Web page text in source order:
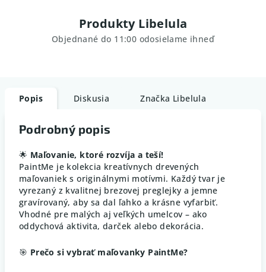
Produkty Libelula
Objednané do 11:00 odosielame ihneď
Popis Diskusia Značka Libelula
Podrobný popis
🌟 Maľovanie, ktoré rozvíja a teší!
PaintMe je kolekcia kreatívnych drevených
maľovaniek s originálnymi motívmi. Každý tvar je
vyrezaný z kvalitnej brezovej preglejky a jemne
gravírovaný, aby sa dal ľahko a krásne vyfarbiť.
Vhodné pre malých aj veľkých umelcov – ako
oddychová aktivita, darček alebo dekorácia.
🎯 Prečo si vybrať maľovanky PaintMe?